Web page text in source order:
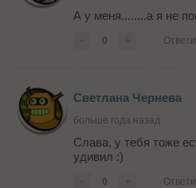
А у меня........а я не
0
Светлана Чернева
больше года назад
Слава, у тебя тоже
удивил :)
0